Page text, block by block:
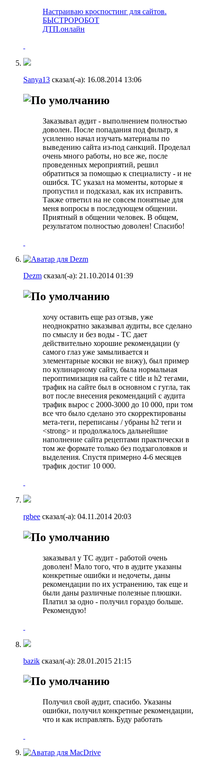
Настраиваю кроспостинг для сайтов.
БЫСТРОРОБОТ
ДТП.онлайн
Sanya13 сказал(-а): 16.08.2014 13:06
Заказывал аудит - выполнением полностью
доволен. После попадания под фильтр, я
усиленно начал изучать материалы по
выведению сайта из-под санкций. Проделал
очень много работы, но все же, после
проведенных мероприятий, решил
обратиться за помощью к специалисту - и не
ошибся. ТС указал на моменты, которые я
пропустил и подсказал, как их исправить.
Также ответил на не совсем понятные для
меня вопросы в последующем общении.
Приятный в общении человек. В общем,
результатом полностью доволен! Спасибо!
Dezm сказал(-а): 21.10.2014 01:39
хочу оставить еще раз отзыв, уже
неоднократно заказывал аудиты, все сделано
по смыслу и без воды - ТС дает
действительно хорошие рекомендации (у
самого глаз уже замыливается и
элементарные косяки не вижу), был пример
по кулинарному сайту, была нормальная
пероптимизация на сайте с title и h2 тегами,
трафик на сайте был в основном с гугла, так
вот после внесения рекомендаций с аудита
трафик вырос с 2000-3000 до 10 000, при том
все что было сделано это скорректированы
мета-теги, переписаны / убраны h2 теги и
<strong> и продолжалось дальнейшие
наполнение сайта рецептами практически в
том же формате только без подзаголовков и
выделения. Спустя примерно 4-6 месяцев
трафик достиг 10 000.
rgbee сказал(-а): 04.11.2014 20:03
заказывал у ТС аудит - работой очень
доволен! Мало того, что в аудите указаны
конкретные ошибки и недочеты, даны
рекомендации по их устранению, так еще и
были даны различные полезные плюшки.
Платил за одно - получил гораздо больше.
Рекомендую!
bazik сказал(-а): 28.01.2015 21:15
Получил свой аудит, спасибо. Указаны
ошибки, получил конкретные рекомендации,
что и как исправлять. Буду работать